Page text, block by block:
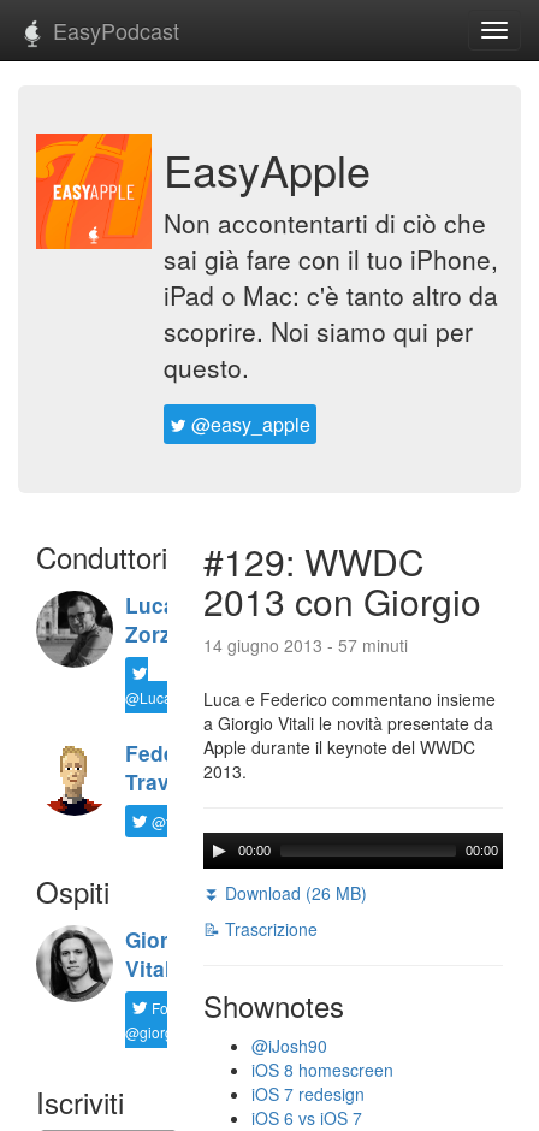
EasyPodcast
EasyApple
Non accontentarti di ciò che
sai già fare con il tuo iPhone,
iPad o Mac: c'è tanto altro da
scoprire. Noi siamo qui per
questo.
@easy_apple
Conduttori
Luca
Zorzi
@LucaTNT
Federico
Travaini
@ftrava
Ospiti
Giorgio
Vitali
Follow
@giorgio__vit
Iscriviti
#129: WWDC
2013 con Giorgio
14 giugno 2013 - 57 minuti
Luca e Federico commentano insieme
a Giorgio Vitali le novità presentate da
Apple durante il keynote del WWDC
2013.
00:00 00:00
⏬ Download (26 MB)
📝 Trascrizione
Shownotes
@iJosh90
iOS 8 homescreen
iOS 7 redesign
iOS 6 vs iOS 7